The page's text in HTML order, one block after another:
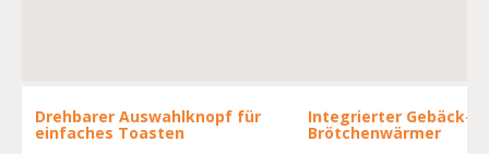
Drehbarer Auswahlknopf für
einfaches Toasten
Integrierter Gebäck-
Brötchenwärmer